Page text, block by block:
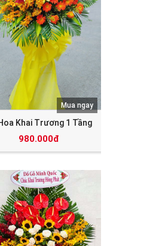
Khai Trương 1 Tầng
980.000đ
Mua ngay